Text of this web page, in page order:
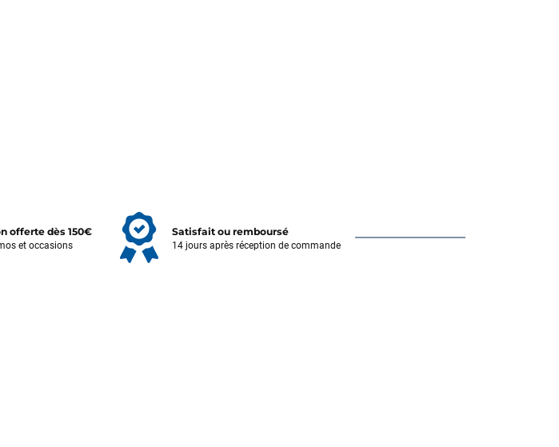
offerte dès 150€
et occasions
Satisfait ou remboursé
14 jours après réception de commande